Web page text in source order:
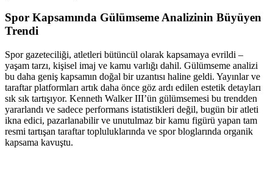
Spor Kapsamında Gülümseme Analizinin Büyüyen
Trendi
Spor gazeteciliği, atletleri bütüncül olarak kapsamaya evrildi –
yaşam tarzı, kişisel imaj ve kamu varlığı dahil. Gülümseme analizi
bu daha geniş kapsamın doğal bir uzantısı haline geldi. Yayınlar ve
taraftar platformları artık daha önce göz ardı edilen estetik detayları
sık sık tartışıyor. Kenneth Walker III’ün gülümsemesi bu trendden
yararlandı ve sadece performans istatistikleri değil, bugün bir atleti
ikna edici, pazarlanabilir ve unutulmaz bir kamu figürü yapan tam
resmi tartışan taraftar topluluklarında ve spor bloglarında organik
kapsama kavuştu.